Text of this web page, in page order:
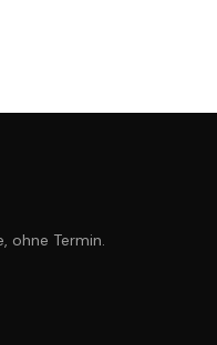
ohne Termin.